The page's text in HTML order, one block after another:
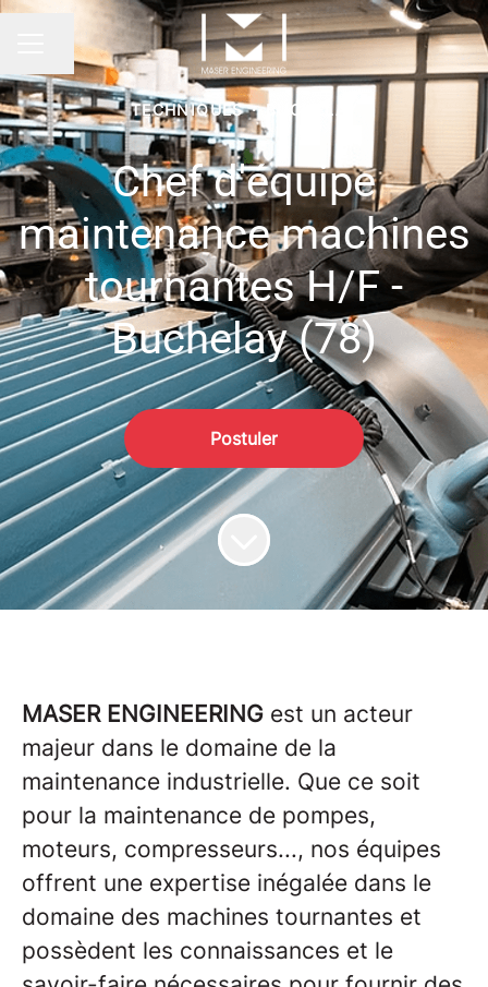
Menu carrière
Partager la page
TECHNIQUES · BUCHELAY
Chef d'équipe
maintenance machines
tournantes H/F -
Buchelay (78)
Postuler
MASER ENGINEERING est un acteur
majeur dans le domaine de la
maintenance industrielle. Que ce soit
pour la maintenance de pompes,
moteurs, compresseurs..., nos équipes
offrent une expertise inégalée dans le
domaine des machines tournantes et
possèdent les connaissances et le